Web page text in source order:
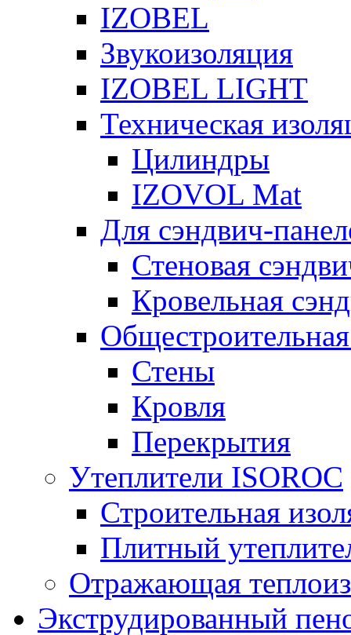
IZOBEL
Звукоизоляция
IZOBEL LIGHT
Техническая
Цилиндры
IZOVOL Mat
Для сэндвич-
Стеновая
Кровельная
Стены
Кровля
Перекрытия
Утеплители ISOROC
Строительная
Плитный
Отражающая
Экструдированный